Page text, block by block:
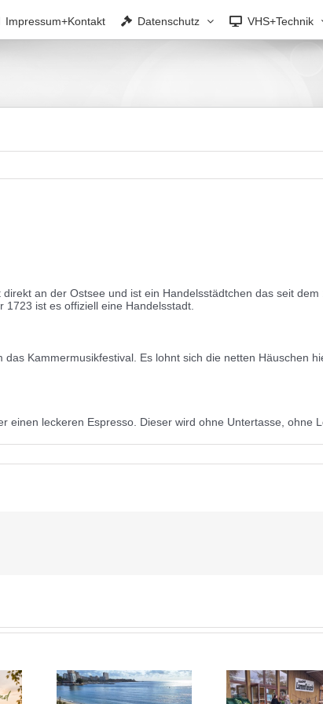
Impressum+Kontakt Datenschutz VHS+Technik
an der Ostsee und ist ein Handelsstädtchen das seit
ist es offiziell eine Handelsstadt.
Kammermusikfestival. Es lohnt sich die netten Häuschen
einen leckeren Espresso. Dieser wird ohne Untertasse, ohne